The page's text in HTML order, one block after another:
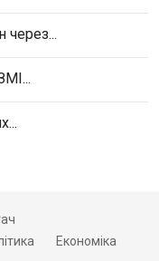
через...
Економіка